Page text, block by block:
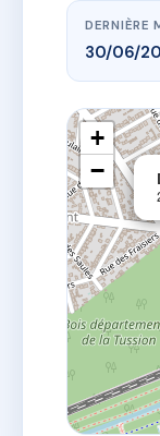
DERNIÈRE
30/06/
+
−